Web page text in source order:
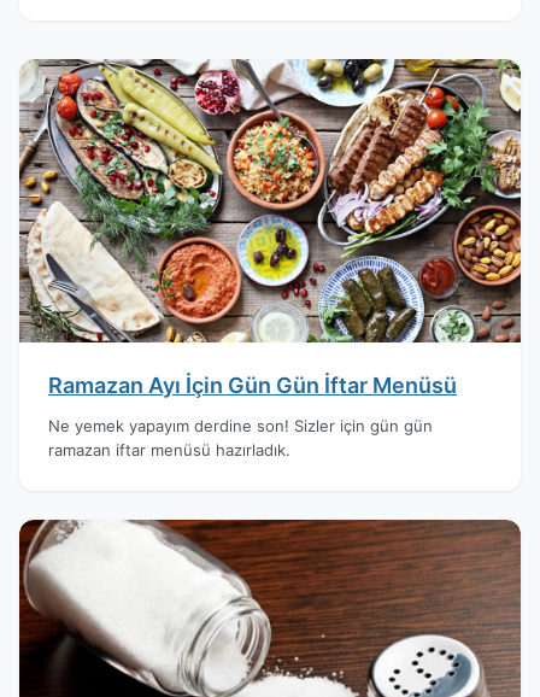
Ramazan Ayı İçin Gün Gün İftar Menüsü
Ne yemek yapayım derdine son! Sizler için gün gün
ramazan iftar menüsü hazırladık.